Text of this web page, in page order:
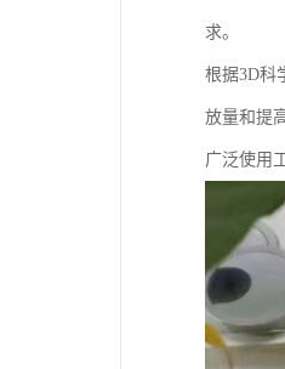
求。
根据3D科
放量和提
广泛使用